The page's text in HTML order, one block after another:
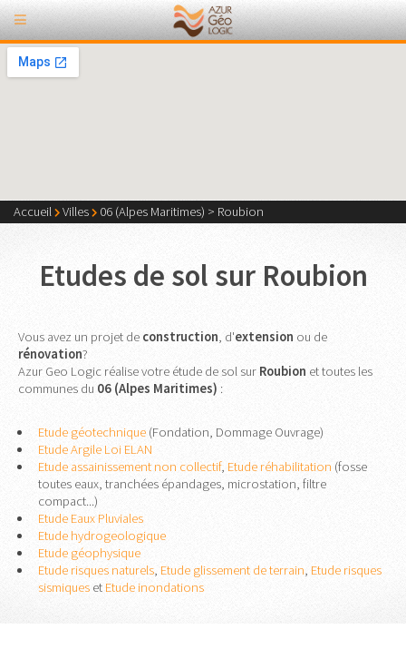
Accueil Villes 06 (Alpes Maritimes) > Roubion
Etudes de sol sur Roubion
Vous avez un projet de construction , d'extension ou de
rénovation?
Azur Geo Logic réalise votre étude de sol sur Roubion et toutes les
communes du 06 (Alpes Maritimes) :
Etude géotechnique(Fondation, Dommage Ouvrage)
Etude Argile Loi ELAN
Etude assainissement non collectif, Etude réhabilitation (fosse
toutes eaux, tranchées épandages, microstation, filtre
compact...)
Etude Eaux Pluviales
Etude hydrogeologique
Etude géophysique
Etude risques naturels, Etude glissement de terrain, Etude risques
sismiqueset Etude inondations